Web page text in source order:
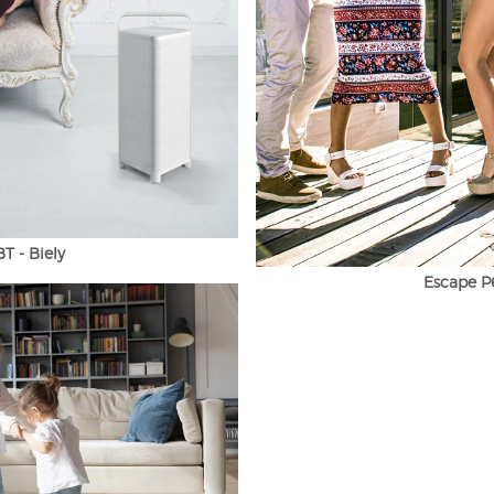
- Biely
Escape